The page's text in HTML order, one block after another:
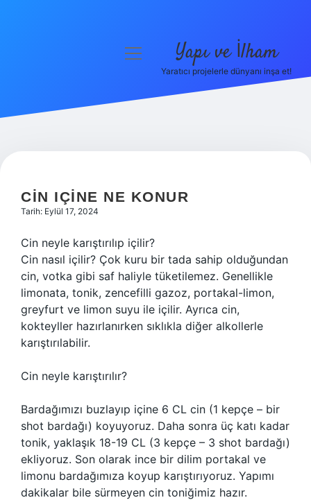
Hakkımızda
menüyü
Yapı ve İlham
Yaratıcı projelerle dünyanı inşa et!
CIN IÇINE NE KONUR
Tarih: Eylül 17, 2024
Cin neyle karıştırılıp içilir?
Cin nasıl içilir? Çok kuru bir tada sahip olduğundan
cin, votka gibi saf haliyle tüketilemez. Genellikle
limonata, tonik, zencefilli gazoz, portakal-limon,
greyfurt ve limon suyu ile içilir. Ayrıca cin,
kokteyller hazırlanırken sıklıkla diğer alkollerle
karıştırılabilir.
Cin neyle karıştırılır?
Bardağımızı buzlayıp içine 6 CL cin (1 kepçe – bir
shot bardağı) koyuyoruz. Daha sonra üç katı kadar
tonik, yaklaşık 18-19 CL (3 kepçe – 3 shot bardağı)
ekliyoruz. Son olarak ince bir dilim portakal ve
limonu bardağımıza koyup karıştırıyoruz. Yapımı
dakikalar bile sürmeyen cin toniğimiz hazır.